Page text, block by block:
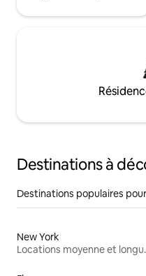
Destinations à
Destinations populaires
New York